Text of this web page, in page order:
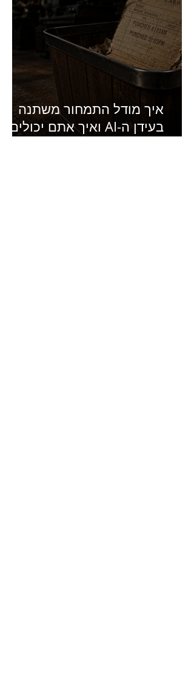
איך מודל התמחור משתנה
בעידן ה-AI ואיך אתם יכולים